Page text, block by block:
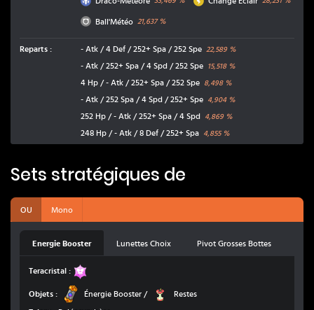
Normal
Ball'Météo 21,637%
Reparts : - Atk / 4 Def / 252+ Spa / 252 Spe 22,589%
- Atk / 252+ Spa / 4 Spd / 252 Spe 15,518%
4 Hp / - Atk / 252+ Spa / 252 Spe 8,498%
- Atk / 252 Spa / 4 Spd / 252+ Spe 4,904%
252 Hp / - Atk / 252+ Spa / 4 Spd 4,869%
248 Hp / - Atk / 8 Def / 252+ Spa 4,855%
Sets stratégiques de
OU Mono
Energie Booster Lunettes Choix Pivot Grosses Bottes
Teracristal :
Objets :
Énergie Booster
Énergie Booster / Restes